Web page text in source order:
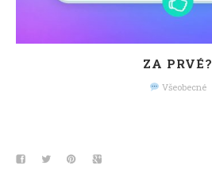
ZA PRVÉ?
Všeobecné